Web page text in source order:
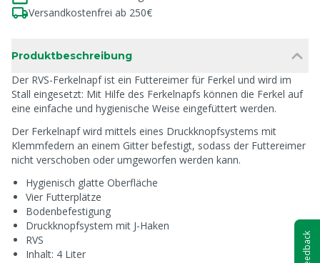
Versandkostenfrei ab 250€
Produktbeschreibung
Der RVS-Ferkelnapf ist ein Futtereimer für Ferkel und wird im
Stall eingesetzt: Mit Hilfe des Ferkelnapfs können die Ferkel auf
eine einfache und hygienische Weise eingefüttert werden.
Der Ferkelnapf wird mittels eines Druckknopfsystems mit
Klemmfedern an einem Gitter befestigt, sodass der Futtereimer
nicht verschoben oder umgeworfen werden kann.
Hygienisch glatte Oberfläche
Vier Futterplätze
Bodenbefestigung
Druckknopfsystem mit J-Haken
RVS
Inhalt: 4 Liter
Feedback